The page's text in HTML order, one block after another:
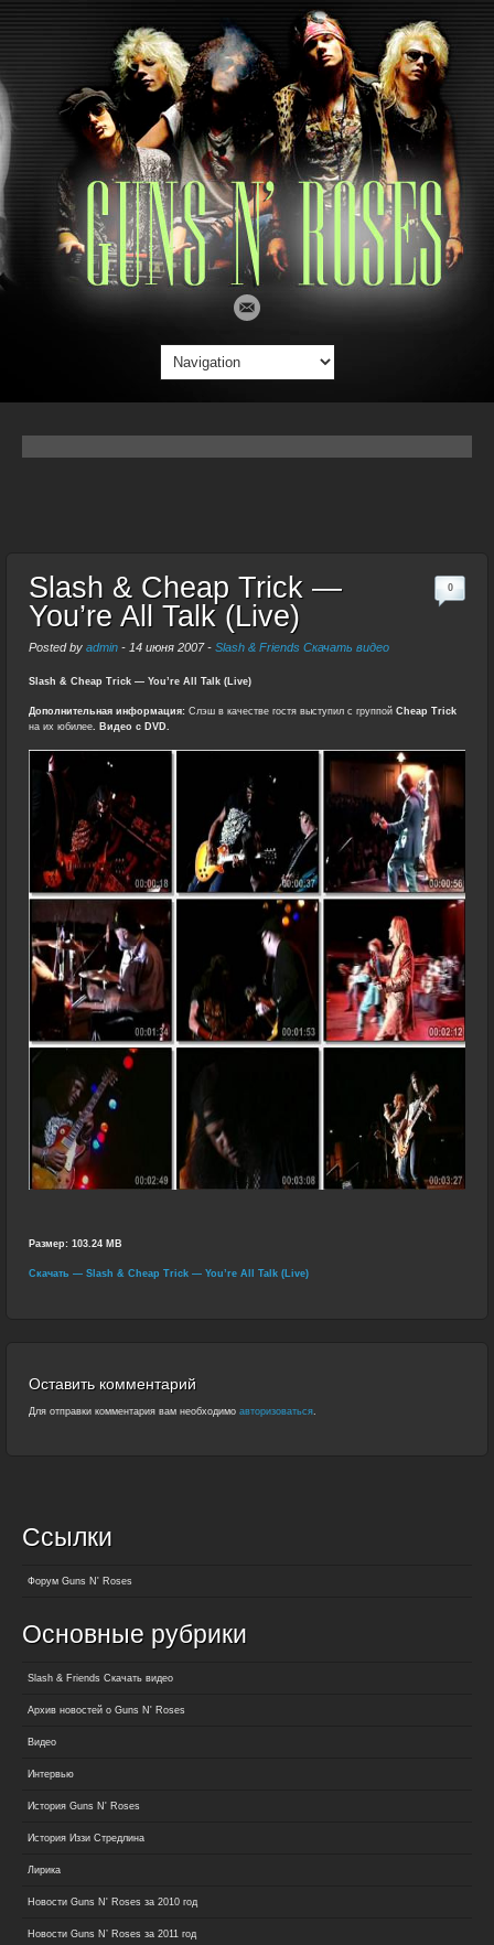
Slash & Cheap Trick —
You’re All Talk (Live)
Posted by admin - 14 июня 2007- Slash & Friends Скачать видео
0
Slash & Cheap Trick — You’re All Talk (Live)
Дополнительная информация: Слэш в качестве гостя выступил с группой Cheap Trick
на их юбилее. Видео с DVD.
Размер: 103.24 MB
Скачать — Slash & Cheap Trick — You’re All Talk (Live)
Оставить комментарий
Для отправки комментария вам необходимо авторизоваться
Ссылки
Форум Guns N' Roses
Основные рубрики
Slash & Friends Скачать видео
Архив новостей о Guns N' Roses
Видео
Интервью
История Guns N' Roses
История Иззи Стредлина
Лирика
Новости Guns N' Roses за 2010 год
Новости Guns N’ Roses за 2011 год